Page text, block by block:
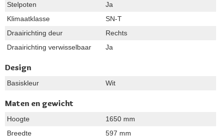
Stelpoten
Ja
Klimaatklasse
SN-T
Draairichting deur
Rechts
Draairichting verwisselbaar
Ja
Design
Basiskleur Wit
Maten en gewicht
Hoogte
1650 mm
Breedte
597 mm